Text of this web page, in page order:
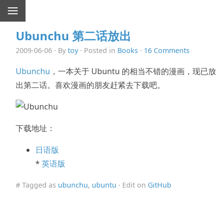
Ubunchu 第二话放出
2009-06-06 · By toy· Posted in Books · 16 Comments
Ubunchu ，一本关于 Ubuntu 的相当不错的漫画，现已放
出第二话。喜欢漫画的朋友赶紧去下载吧。
下载地址：
日语版
* 英语版
# Tagged as ubunchu, ubuntu · Edit on GitHub